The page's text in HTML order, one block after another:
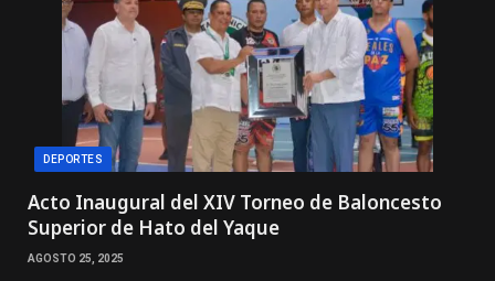
DEPORTES
Acto Inaugural del XIV Torneo de Baloncesto
Superior de Hato del Yaque
AGOSTO 25, 2025